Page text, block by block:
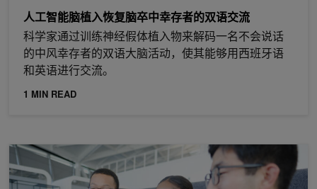
人工智能脑植入恢复脑卒中幸存者的双语交流
科学家通过训练神经假体植入物来解码一名不会说话
的中风幸存者的双语大脑活动，使其能够用西班牙语
和英语进行交流。
1 MIN READ
通过五门新的 NVIDIA 技术课程提升您的技能